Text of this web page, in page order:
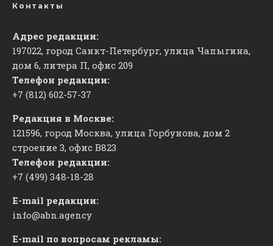
Контакты
Адрес редакции:
197022, город Санкт-Петербург, улица Чапыгина,
дом 6, литера П, офис 209
Телефон редакции:
+7 (812) 602-57-37
Редакция в Москве:
121596, город Москва, улица Горбунова, дом 2
строение 3, офис ​В823
Телефон редакции:
+7 (499) 348-18-28
E-mail редакции:
info@abn.agency
E-mail по вопросам рекламы: